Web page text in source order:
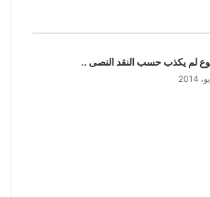
لم يكذب حسب النقد النصى ..